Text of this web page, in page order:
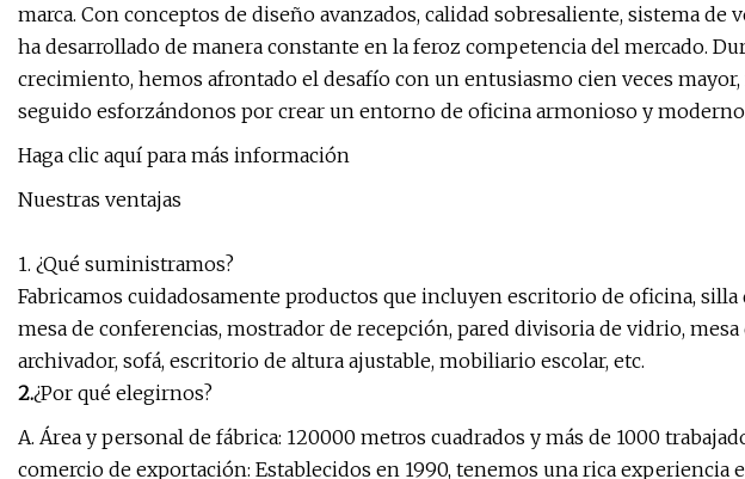
marca. Con conceptos de diseño avanzados, calidad sobresaliente, sistema de
ha desarrollado de manera constante en la feroz competencia del mercado.
crecimiento, hemos afrontado el desafío con un entusiasmo cien veces
seguido esforzándonos por crear un entorno de oficina armonioso y
Haga clic aquí para más información
Nuestras ventajas
1. ¿Qué suministramos?
Fabricamos cuidadosamente productos que incluyen escritorio de oficina,
mesa de conferencias, mostrador de recepción, pared divisoria de vidrio, mesa
archivador, sofá, escritorio de altura ajustable, mobiliario escolar, etc.
2.¿Por qué elegirnos?
A. Área y personal de fábrica: 120000 metros cuadrados y más de 1000
comercio de exportación: Establecidos en 1990, tenemos una rica experiencia